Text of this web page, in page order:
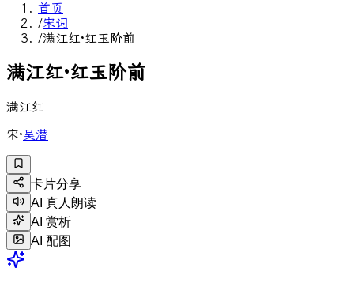
首页
/宋词
/满江红·红玉阶前
满江红·红玉阶前
满江红
宋·吴潜
卡片分享
AI 真人朗读
AI 赏析
AI 配图